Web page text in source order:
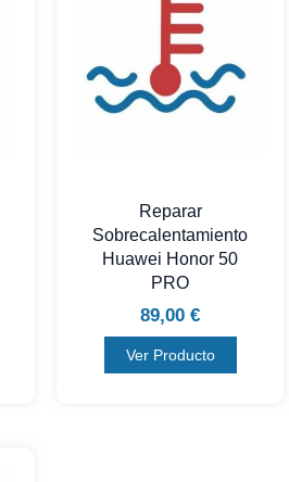
Reparar
Sobrecalentamiento
Huawei Honor 50
PRO
89,00 €
Ver Producto